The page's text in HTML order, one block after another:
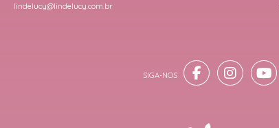
lindelucy@lindelucy.com.br